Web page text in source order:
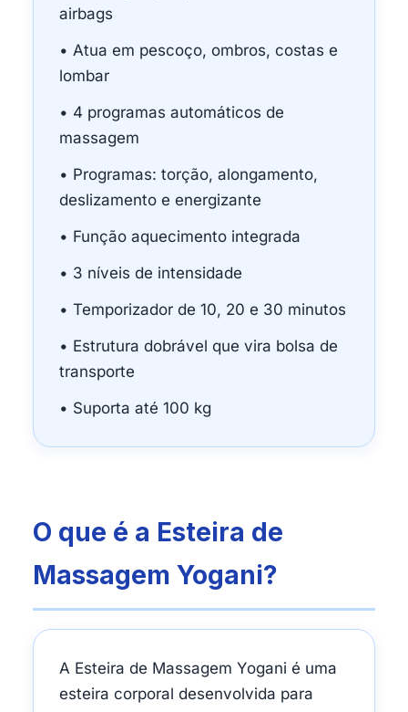
airbags
• Atua em pescoço, ombros, costas e
lombar
• 4 programas automáticos de
massagem
• Programas: torção, alongamento,
deslizamento e energizante
• Função aquecimento integrada
• 3 níveis de intensidade
• Temporizador de 10, 20 e 30 minutos
• Estrutura dobrável que vira bolsa de
transporte
• Suporta até 100 kg
O que é a Esteira de
Massagem Yogani?
A Esteira de Massagem Yogani é uma
esteira corporal desenvolvida para